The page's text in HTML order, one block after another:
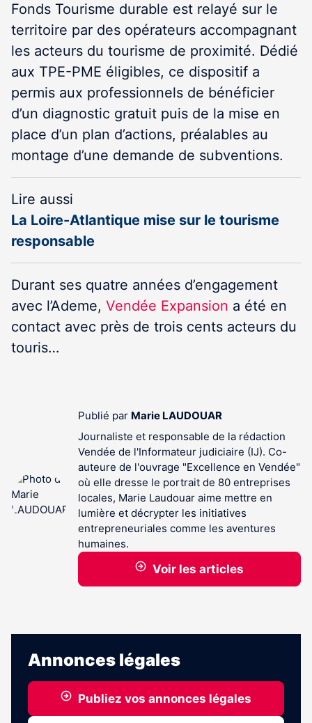
Fonds Tourisme durable est relayé sur le
territoire par des opérateurs accompagnant
les acteurs du tourisme de proximité. Dédié
aux TPE-PME éligibles, ce dispositif a
permis aux professionnels de bénéficier
d’un diagnostic gratuit puis de la mise en
place d’un plan d’actions, préalables au
montage d’une demande de subventions.
Lire aussi
La Loire-Atlantique mise sur le tourisme
responsable
Durant ses quatre années d’engagement
avec l’Ademe, Vendée Expansion a été en
contact avec près de trois cents acteurs du
touris…
Publié par Marie LAUDOUAR
Journaliste et responsable de la rédaction
Vendée de l'Informateur judiciaire (IJ). Co-
auteure de l'ouvrage "Excellence en Vendée"
où elle dresse le portrait de 80 entreprises
locales, Marie Laudouar aime mettre en
lumière et décrypter les initiatives
entrepreneuriales comme les aventures
humaines.
Voir les articles
Annonces légales
Publiez vos annonces légales